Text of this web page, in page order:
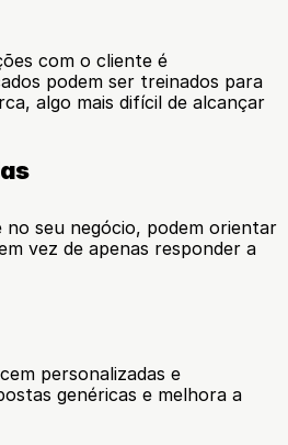
com o cliente é
podem ser treinados para
algo mais difícil de alcançar
seu negócio, podem orientar
vez de apenas responder a
personalizadas e
genéricas e melhora a